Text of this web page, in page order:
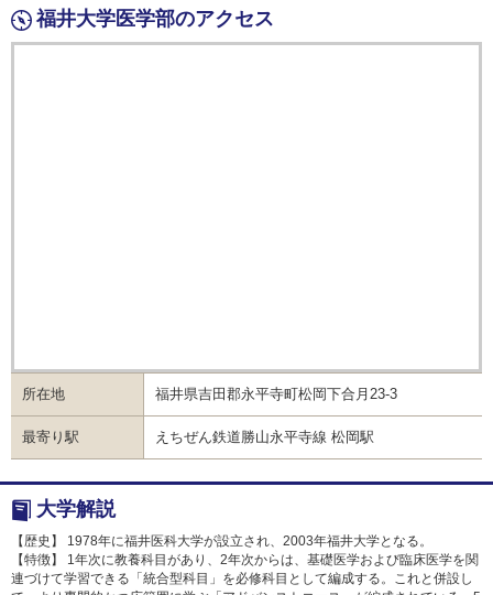
・給付額： ひと月あたり 困窮度にあわせ１万円
目的
続に支障をきたした学生が、早期に通常の学生生
活に復帰し、学業を継続できることを目的として
います。
本学に在学する学部生及び大学院生（非正規学生
を除く。）で、在学中に発生した自然災害により
者を対象とします。
また、すでに他団体等の経済的支援を受けている
者も対象とします。
福井大学医学部のアクセス
所在地 福井県吉田郡永平寺町松岡下合月23-3
最寄り駅 えちぜん鉄道勝山永平寺線 松岡駅
大学解説
【歴史】 1978年に福井医科大学が設立され、2003年福井大学となる。
【特徴】 1年次に教養科目があり、2年次からは、基礎医学および臨床医学を関
連づけて学習できる「統合型科目」を必修科目として編成する。これと併設し